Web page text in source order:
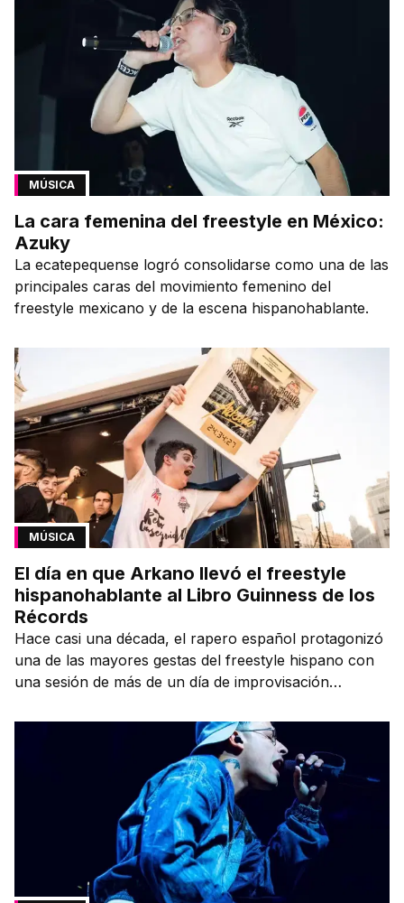
MÚSICA
La cara femenina del freestyle en México:
Azuky
La ecatepequense logró consolidarse como una de las
principales caras del movimiento femenino del
freestyle mexicano y de la escena hispanohablante.
MÚSICA
El día en que Arkano llevó el freestyle
hispanohablante al Libro Guinness de los
Récords
Hace casi una década, el rapero español protagonizó
una de las mayores gestas del freestyle hispano con
una sesión de más de un día de improvisación